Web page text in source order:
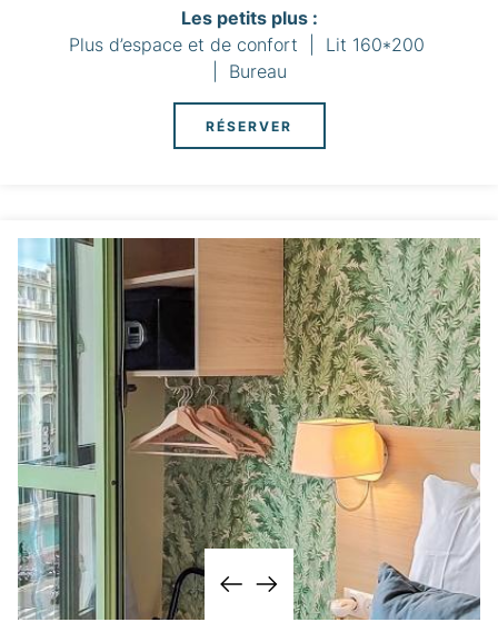
Les petits plus :
Plus d’espace et de confort | Lit 160*200
| Bureau
RÉSERVER